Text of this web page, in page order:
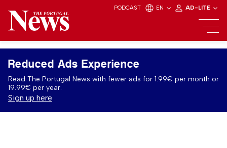
PODCAST EN AD-LITE
Reduced Ads Experience
Read The Portugal News with fewer ads for 1.99€ per month or
19.99€ per year.
Sign up here